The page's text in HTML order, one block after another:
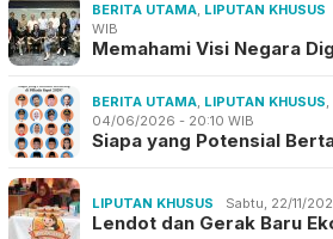
BERITA UTAMA, LIPUTAN KHUSUS
WIB
Memahami Visi Negara
BERITA UTAMA, LIPUTAN KHUSUS,
04/06/2026 - 20:10 WIB
Siapa yang Potensial
LIPUTAN KHUSUS Sabtu, 22/11/
Lendot dan Gerak Baru